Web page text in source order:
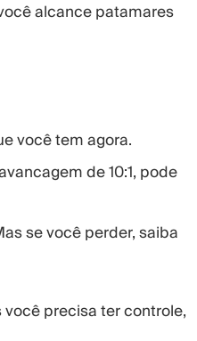
alcance patamares
você tem agora.
de 10:1, pode
se você perder, saiba
precisa ter controle,